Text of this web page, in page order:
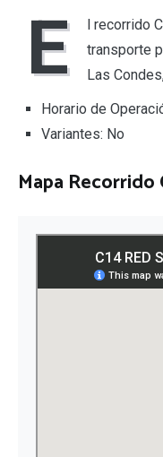
E
l recorrido
transporte
Las
Horario de
Variantes: No
Mapa Recorrido